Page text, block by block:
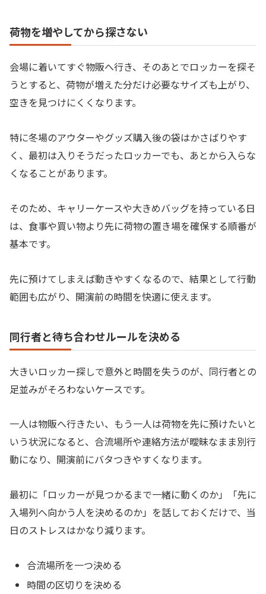
荷物を増やしてから探さない
会場に着いてすぐ物販へ行き、そのあとでロッカーを探そ
うとすると、荷物が増えた分だけ必要なサイズも上がり、
空きを見つけにくくなります。
特に冬場のアウターやグッズ購入後の袋はかさばりやす
く、最初は入りそうだったロッカーでも、あとから入らな
くなることがあります。
そのため、キャリーケースや大きめバッグを持っている日
は、食事や買い物より先に荷物の置き場を確保する順番が
基本です。
先に預けてしまえば動きやすくなるので、結果として行動
範囲も広がり、開演前の時間を快適に使えます。
同行者と待ち合わせルールを決める
大きいロッカー探しで意外と時間を失うのが、同行者との
足並みがそろわないケースです。
一人は物販へ行きたい、もう一人は荷物を先に預けたいと
いう状況になると、合流場所や連絡方法が曖昧なまま別行
動になり、開演前にバタつきやすくなります。
最初に「ロッカーが見つかるまで一緒に動くのか」「先に
入場列へ向かう人を決めるのか」を話しておくだけで、当
日のストレスはかなり減ります。
合流場所を一つ決める
時間の区切りを決める